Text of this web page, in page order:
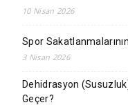
10 Nisan 2026
Spor
3 Nisan 2026
Dehidrasyon
Geçer?